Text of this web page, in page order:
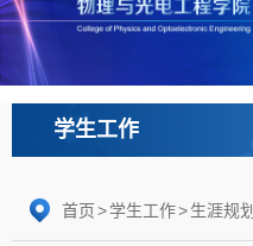
学生工作
首页>学生工作>生涯规划